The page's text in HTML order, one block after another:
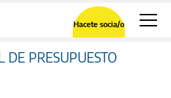
Hacete socia/o
PRESUPUESTO